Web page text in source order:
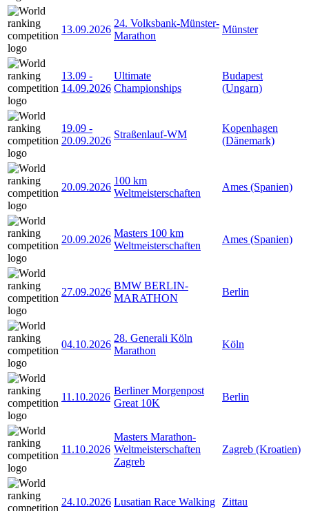
13.09.2026
24. Volksbank-Münster-
Marathon
Münster
13.09 -
14.09.2026
Ultimate
Championships
Budapest
(Ungarn)
19.09 -
20.09.2026
Straßenlauf-WM
Kopenhagen
(Dänemark)
20.09.2026
100 km
Weltmeisterschaften
Ames (Spanien)
20.09.2026
Masters 100 km
Weltmeisterschaften
Ames (Spanien)
27.09.2026
BMW BERLIN-
MARATHON
Berlin
04.10.2026
28. Generali Köln
Marathon
Köln
11.10.2026
Berliner Morgenpost
Great 10K
Berlin
11.10.2026
Masters Marathon-
Weltmeisterschaften
Zagreb
Zagreb (Kroatien)
24.10.2026 Lusatian Race Walking Zittau